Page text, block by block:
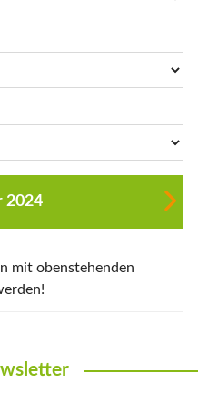
2024
mit obenstehenden